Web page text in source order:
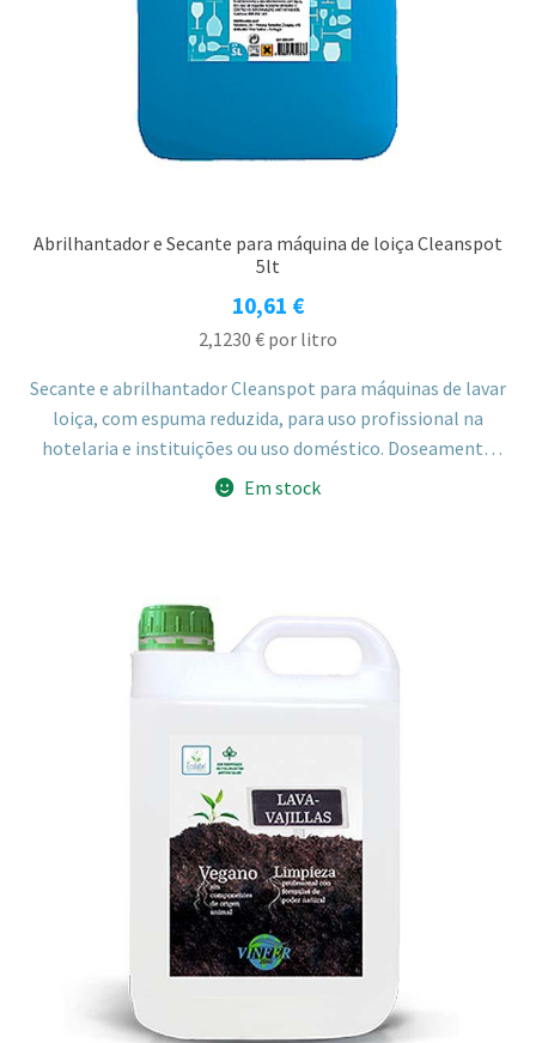
Abrilhantador e Secante para máquina de loiça Cleanspot
5lt
10,61 €
2,1230 € por litro
Secante e abrilhantador Cleanspot para máquinas de lavar
loiça, com espuma reduzida, para uso profissional na
hotelaria e instituições ou uso doméstico. Doseamento
automático no último enxaguamento, entre 0,2 e 0,5 ml/l,
Em stock